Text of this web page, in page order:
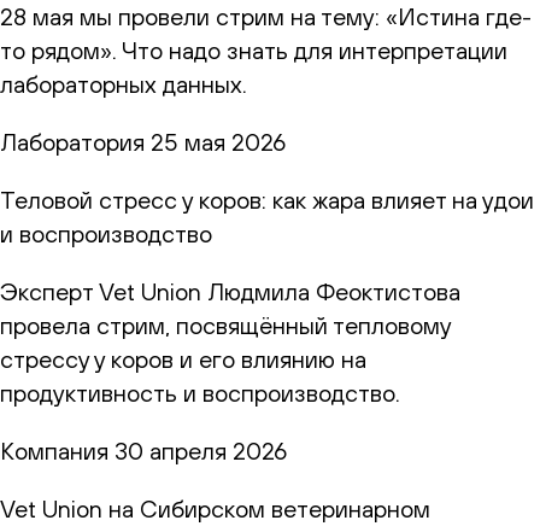
28 мая мы провели стрим на тему: «Истина где-
то рядом». Что надо знать для интерпретации
лабораторных данных.
Лаборатория 25 мая 2026
Теловой стресс у коров: как жара влияет на удои
и воспроизводство
Эксперт Vet Union Людмила Феоктистова
провела стрим, посвящённый тепловому
стрессу у коров и его влиянию на
продуктивность и воспроизводство.
Компания 30 апреля 2026
Vet Union на Сибирском ветеринарном